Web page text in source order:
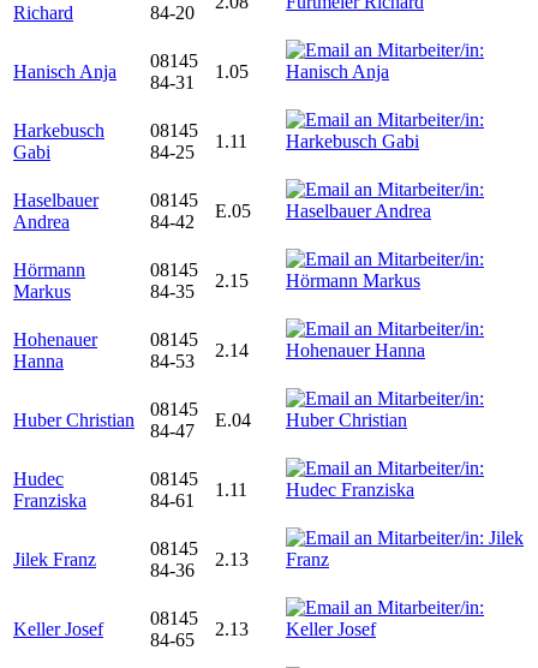
Richard
84-20
Hanisch Anja
08145
84-31
1.05
Harkebusch
Gabi
08145
84-25
1.11
Haselbauer
Andrea
08145
84-42
E.05
Hörmann
Markus
08145
84-35
2.15
Hohenauer
Hanna
08145
84-53
2.14
Huber Christian
08145
84-47
E.04
Hudec
Franziska
08145
84-61
1.11
Jilek Franz
08145
84-36
2.13
Keller Josef
08145
84-65
2.13